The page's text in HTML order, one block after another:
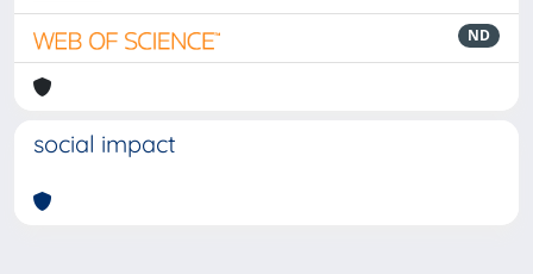
ND
social impact